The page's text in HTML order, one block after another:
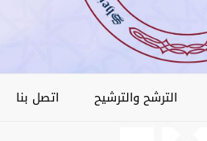
الترشح والترشيح اتصل بنا